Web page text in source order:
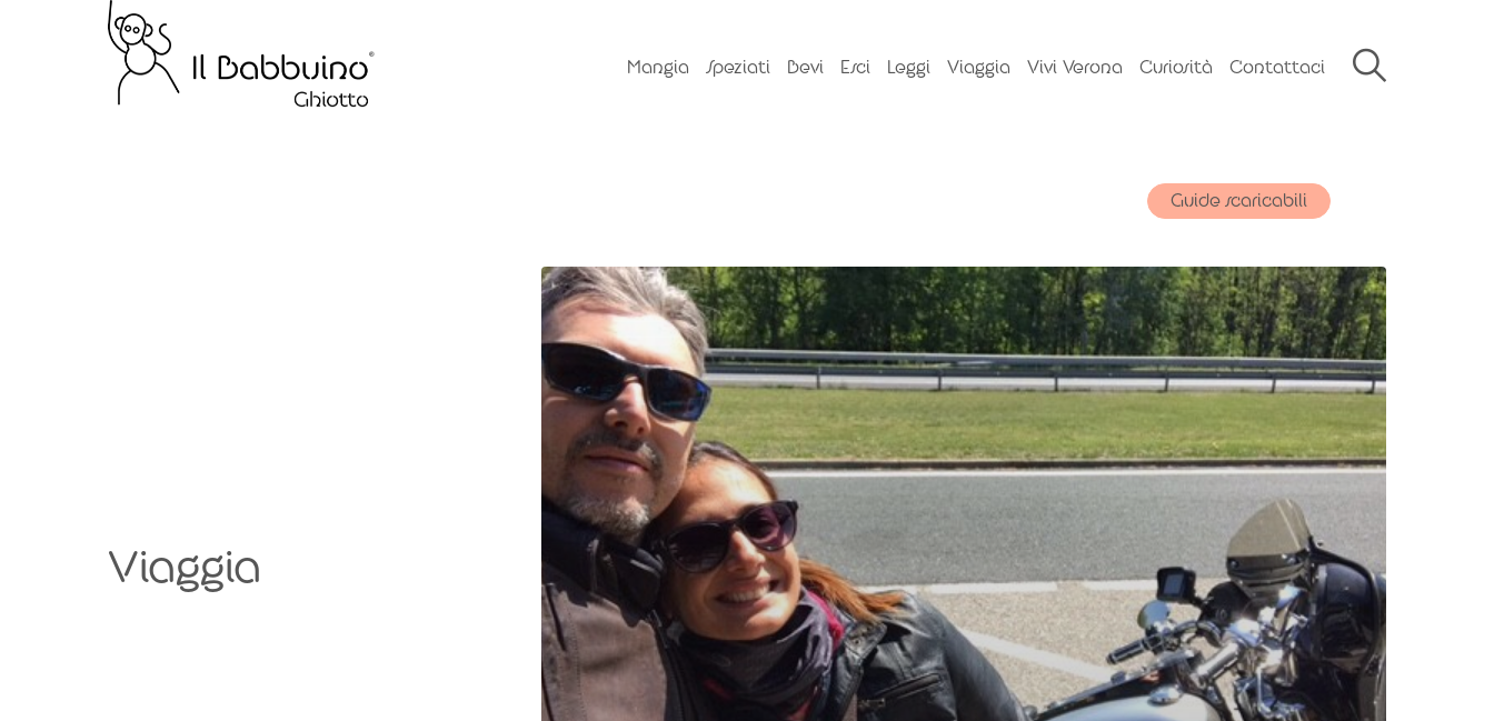
Mangia Speziati Bevi Esci Leggi Viaggia Vivi Verona Curiosità Contattaci
Guide scaricabili
Viaggia